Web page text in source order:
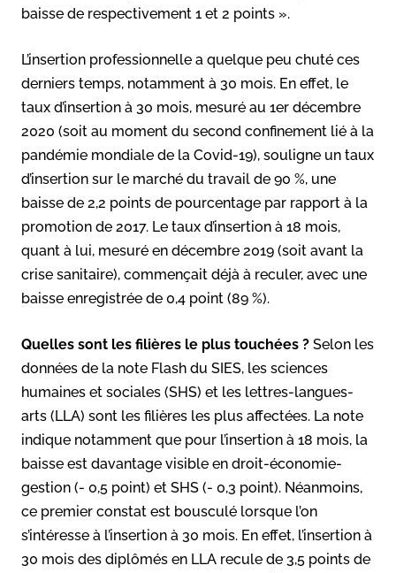
baisse de respectivement 1 et 2 points ».
L’insertion professionnelle a quelque peu chuté ces
derniers temps, notamment à 30 mois. En effet, le
taux d’insertion à 30 mois, mesuré au 1er décembre
2020 (soit au moment du second confinement lié à la
pandémie mondiale de la Covid-19), souligne un taux
d’insertion sur le marché du travail de 90 %, une
baisse de 2,2 points de pourcentage par rapport à la
promotion de 2017. Le taux d’insertion à 18 mois,
quant à lui, mesuré en décembre 2019 (soit avant la
crise sanitaire), commençait déjà à reculer, avec une
baisse enregistrée de 0,4 point (89 %).
Quelles sont les filières le plus touchées ? Selon les
données de la note Flash du SIES, les sciences
humaines et sociales (SHS) et les lettres-langues-
arts (LLA) sont les filières les plus affectées. La note
indique notamment que pour l’insertion à 18 mois, la
baisse est davantage visible en droit-économie-
gestion (- 0,5 point) et SHS (- 0,3 point). Néanmoins,
ce premier constat est bousculé lorsque l’on
s’intéresse à l’insertion à 30 mois. En effet, l’insertion à
30 mois des diplômés en LLA recule de 3,5 points de